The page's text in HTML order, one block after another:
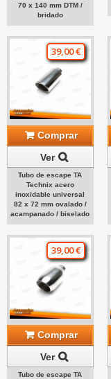
70 x 140 mm DTM /
bridado
39,00 €
Comprar
Ver
Tubo de escape TA
Technix acero
inoxidable universal
82 x 72 mm ovalado /
acampanado / biselado
39,00 €
Comprar
Ver
Tubo de escape TA